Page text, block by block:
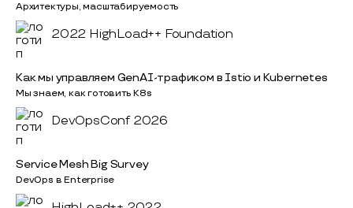
Архитектуры, масштабируемость
2022 HighLoad++ Foundation
Как мы управляем GenAI-трафиком в Istio и Kubernetes
Мы знаем, как готовить K8s
DevOpsConf 2026
Service Mesh Big Survey
DevOps в Enterprise